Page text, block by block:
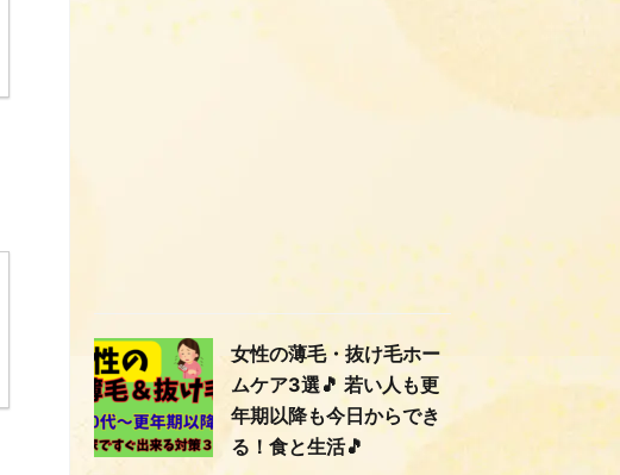
女性の薄毛・抜け毛ホー
ムケア3選🎵 若い人も更
年期以降も今日からでき
る！食と生活🎵